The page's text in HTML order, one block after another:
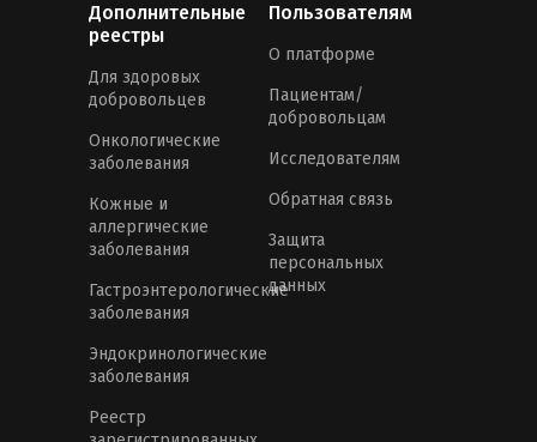
Дополнительные
реестры
Для здоровых
добровольцев
Онкологические
заболевания
Кожные и
аллергические
заболевания
Гастроэнтерологические
заболевания
Эндокринологические
заболевания
Реестр
Пользователям
О платформе
Пациентам/
добровольцам
Исследователям
Обратная связь
Защита
персональных
данных